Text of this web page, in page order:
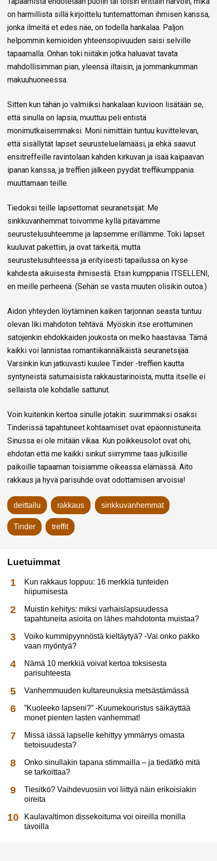
on harmillista sillä kirjoittelu tuntemattoman ihmisen kanssa,
jonka ilmeitä et edes näe, on todella hankalaa. Paljon
helpommin kemioiden yhteensopivuuden saisi selville
tapaamalla. Onhan toki niitäkin jotka haluavat tavata
mahdollisimman pian, yleensä iltaisin, ja jommankumman
makuuhuoneessa.
Sitten kun tähän jo valmiiksi hankalaan kuvioon lisätään se,
että sinulla on lapsia, muuttuu peli entistä
monimutkaisemmaksi. Moni nimittäin tuntuu kuvittelevan,
että sisällytät lapset seurusteluelämääsi, ja ehkä saavut
ensitreffeille ravintolaan kahden kirkuvan ja isää kaipaavan
ipanan kanssa, ja treffien jälkeen pyydät treffikumppania
muuttamaan teille.
Tiedoksi teille lapsettomat seuranetsijät: Me
sinkkuvanhemmat toivomme kyllä pitävämme
seurustelusuhteemme ja lapsemme erillämme. Toki lapset
kuuluvat pakettiin, ja ovat tärkeitä, mutta
seurustelusuhteessa ja erityisesti tapailussa on kyse
kahdesta aikuisesta ihmisestä. Etsin kumppania ITSELLENI,
en meille perheenä. (Sehän se vasta muuten olisikin outoa.)
Aidon yhteyden löytäminen kaiken tarjonnan seasta tuntuu
olevan liki mahdoton tehtävä. Myöskin itse erottuminen
satojenkin ehdokkaiden joukosta on melko haastavaa. Tämä
kaikki voi lannistaa romantiikannälkäistä seuranetsijää.
Varsinkin kun jatkuvasti kuulee Tinder -treffien kautta
syntyneistä satumaisista rakkaustarinoista, mutta itselle ei
sellaista ole kohdalle sattunut.
Voin kuitenkin kertoa sinulle jotakin: suurimmaksi osaksi
Tinderissä tapahtuneet kohtaamiset ovat epäonnistuneita.
Sinussa ei ole mitään vikaa. Kun poikkeusolot ovat ohi,
ehdotan että me kaikki sinkut siirrymme taas julkisille
paikoille tapaaman toisiamme oikeassa elämässä. Aito
rakkaus ja hyvä parisuhde ovat odottamisen arvoisia!
deittailu rakkaus sinkkuvanhemmat
Tinder treffit
Luetuimmat
Kun rakkaus loppuu: 16 merkkiä tunteiden
hiipumisesta
Muistin kehitys: miksi varhaislapsuudessa
tapahtuneita asioita on lähes mahdotonta muistaa?
Voiko kummipyynnöstä kieltäytyä? -Vai onko pakko
vaan myöntyä?
Nämä 10 merkkiä voivat kertoa toksisesta
parisuhteesta
Vanhemmuuden kultareunuksia metsästämässä
”Kuoleeko lapseni?” -Kuumekouristus säikäyttää
monet pienten lasten vanhemmat!
Missä iässä lapselle kehittyy ymmärrys omasta
tietoisuudesta?
Onko sinullakin tapana stimmailla – ja tiedätkö mitä
se tarkoittaa?
Tiesitkö? Vaihdevuosiin voi liittyä näin erikoisiakin
oireita
Kaulavaltimon dissekoituma voi oireilla monilla
tavoilla